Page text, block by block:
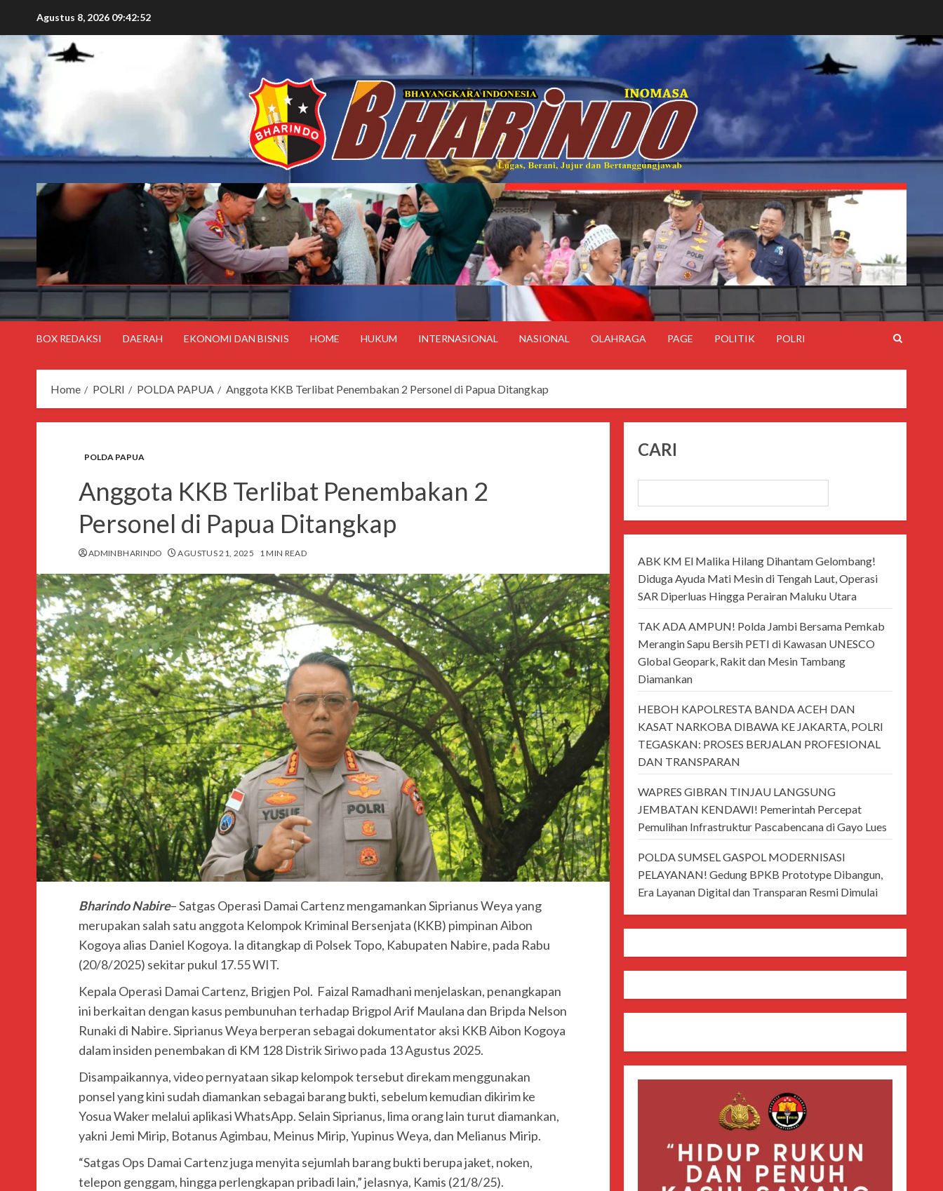
Agustus 8, 2026 09:42:54
BOX REDAKSI DAERAH EKONOMI DAN BISNIS HOME HUKUM INTERNASIONAL NASIONAL OLAHRAGA PAGE POLITIK POLRI
Home POLRI POLDA PAPUA Anggota KKB Terlibat Penembakan 2 Personel di Papua Ditangkap
POLDA PAPUA
Anggota KKB Terlibat Penembakan 2
Personel di Papua Ditangkap
ADMINBHARINDO AGUSTUS 21, 2025 1 MIN READ
Bharindo Nabire– Satgas Operasi Damai Cartenz mengamankan Siprianus Weya yang
merupakan salah satu anggota Kelompok Kriminal Bersenjata (KKB) pimpinan Aibon
Kogoya alias Daniel Kogoya. Ia ditangkap di Polsek Topo, Kabupaten Nabire, pada Rabu
(20/8/2025) sekitar pukul 17.55 WIT.
Kepala Operasi Damai Cartenz, Brigjen Pol. Faizal Ramadhani menjelaskan, penangkapan
ini berkaitan dengan kasus pembunuhan terhadap Brigpol Arif Maulana dan Bripda Nelson
Runaki di Nabire. Siprianus Weya berperan sebagai dokumentator aksi KKB Aibon Kogoya
dalam insiden penembakan di KM 128 Distrik Siriwo pada 13 Agustus 2025.
Disampaikannya, video pernyataan sikap kelompok tersebut direkam menggunakan
ponsel yang kini sudah diamankan sebagai barang bukti, sebelum kemudian dikirim ke
Yosua Waker melalui aplikasi WhatsApp. Selain Siprianus, lima orang lain turut diamankan,
yakni Jemi Mirip, Botanus Agimbau, Meinus Mirip, Yupinus Weya, dan Melianus Mirip.
“Satgas Ops Damai Cartenz juga menyita sejumlah barang bukti berupa jaket, noken,
telepon genggam, hingga perlengkapan pribadi lain,” jelasnya, Kamis (21/8/25).
CARI
ABK KM El Malika Hilang Dihantam Gelombang!
Diduga Ayuda Mati Mesin di Tengah Laut, Operasi
SAR Diperluas Hingga Perairan Maluku Utara
TAK ADA AMPUN! Polda Jambi Bersama Pemkab
Merangin Sapu Bersih PETI di Kawasan UNESCO
Global Geopark, Rakit dan Mesin Tambang
Diamankan
HEBOH KAPOLRESTA BANDA ACEH DAN
KASAT NARKOBA DIBAWA KE JAKARTA, POLRI
TEGASKAN: PROSES BERJALAN PROFESIONAL
DAN TRANSPARAN
WAPRES GIBRAN TINJAU LANGSUNG
JEMBATAN KENDAWI! Pemerintah Percepat
Pemulihan Infrastruktur Pascabencana di Gayo Lues
POLDA SUMSEL GASPOL MODERNISASI
PELAYANAN! Gedung BPKB Prototype Dibangun,
Era Layanan Digital dan Transparan Resmi Dimulai